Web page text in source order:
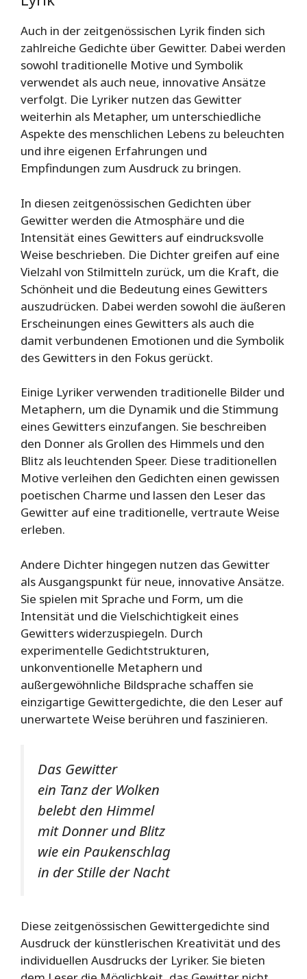
Auch in der zeitgenössischen Lyrik finden sich
zahlreiche Gedichte über Gewitter. Dabei werden
sowohl traditionelle Motive und Symbolik
verwendet als auch neue, innovative Ansätze
verfolgt. Die Lyriker nutzen das Gewitter
weiterhin als Metapher, um unterschiedliche
Aspekte des menschlichen Lebens zu beleuchten
und ihre eigenen Erfahrungen und
Empfindungen zum Ausdruck zu bringen.
In diesen zeitgenössischen Gedichten über
Gewitter werden die Atmosphäre und die
Intensität eines Gewitters auf eindrucksvolle
Weise beschrieben. Die Dichter greifen auf eine
Vielzahl von Stilmitteln zurück, um die Kraft, die
Schönheit und die Bedeutung eines Gewitters
auszudrücken. Dabei werden sowohl die äußeren
Erscheinungen eines Gewitters als auch die
damit verbundenen Emotionen und die Symbolik
des Gewitters in den Fokus gerückt.
Einige Lyriker verwenden traditionelle Bilder und
Metaphern, um die Dynamik und die Stimmung
eines Gewitters einzufangen. Sie beschreiben
den Donner als Grollen des Himmels und den
Blitz als leuchtenden Speer. Diese traditionellen
Motive verleihen den Gedichten einen gewissen
poetischen Charme und lassen den Leser das
Gewitter auf eine traditionelle, vertraute Weise
erleben.
Andere Dichter hingegen nutzen das Gewitter
als Ausgangspunkt für neue, innovative Ansätze.
Sie spielen mit Sprache und Form, um die
Intensität und die Vielschichtigkeit eines
Gewitters widerzuspiegeln. Durch
experimentelle Gedichtstrukturen,
unkonventionelle Metaphern und
außergewöhnliche Bildsprache schaffen sie
einzigartige Gewittergedichte, die den Leser auf
unerwartete Weise berühren und faszinieren.
Das Gewitter
ein Tanz der Wolken
belebt den Himmel
mit Donner und Blitz
wie ein Paukenschlag
in der Stille der Nacht
Diese zeitgenössischen Gewittergedichte sind
Ausdruck der künstlerischen Kreativität und des
individuellen Ausdrucks der Lyriker. Sie bieten